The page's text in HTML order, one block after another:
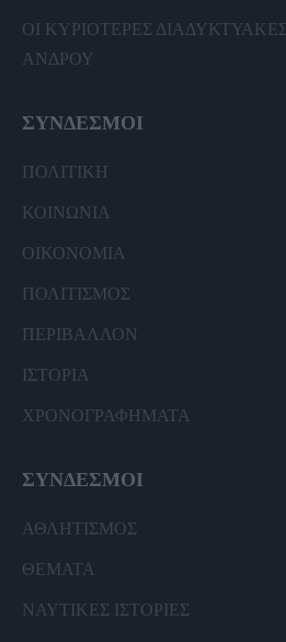
ΟΙ ΚΥΡΙΟΤΕΡΕΣ
ΑΝΔΡΟΥ
ΣΥΝΔΕΣΜΟΙ
ΠΟΛΙΤΙΚΗ
ΚΟΙΝΩΝΙΑ
ΟΙΚΟΝΟΜΙΑ
ΠΟΛΙΤΙΣΜΟΣ
ΠΕΡΙΒΑΛΛΟΝ
ΙΣΤΟΡΙΑ
ΧΡΟΝΟΓΡΑΦΗΜΑΤΑ
ΣΥΝΔΕΣΜΟΙ
ΑΘΛΗΤΙΣΜΟΣ
ΘΕΜΑΤΑ
ΝΑΥΤΙΚΕΣ ΙΣΤΟΡΙΕΣ